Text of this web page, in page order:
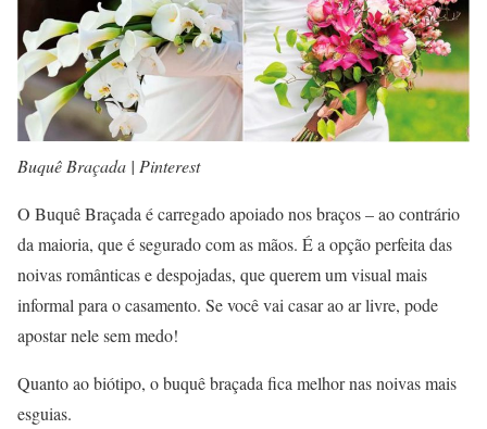
Buquê Braçada | Pinterest
O Buquê Braçada é carregado apoiado nos braços – ao contrário
da maioria, que é segurado com as mãos. É a opção perfeita das
noivas românticas e despojadas, que querem um visual mais
informal para o casamento. Se você vai casar ao ar livre, pode
apostar nele sem medo!
Quanto ao biótipo, o buquê braçada fica melhor nas noivas mais
esguias.